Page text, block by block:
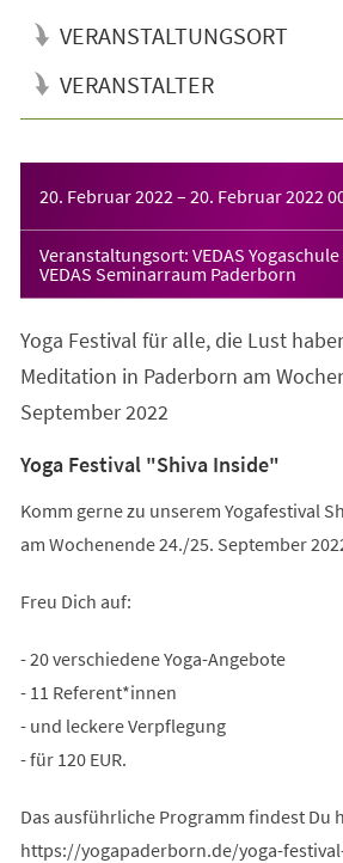
VERANSTALTUNGSORT
VERANSTALTER
20. Februar 2022 – 20. Februar 2022
Veranstaltungsort: VEDAS
VEDAS Seminarraum Paderborn
Yoga Festival für alle, die Lust
Meditation in Paderborn am
September 2022
Yoga Festival "Shiva Inside"
Komm gerne zu unserem Yogafestival
am Wochenende 24./25. September
Freu Dich auf:
- 20 verschiedene Yoga-Angebote
- 11 Referent*innen
- und leckere Verpflegung
- für 120 EUR.
Das ausführliche Programm findest Du
https://yogapaderborn.de/yoga-